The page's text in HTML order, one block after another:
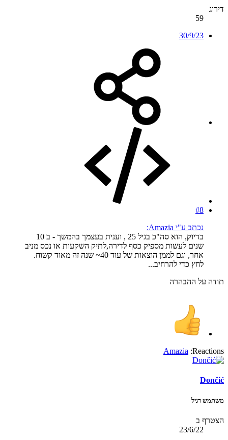
דירוג
59
30/9/23
#8
נכתב ע"י Amazia:
בדיוק, הוא סה"כ בגיל 25 , וענית בעצמך בהמשך - ב 10
שנים לעשות מספיק כסף לדירה,לתיק השקעות או נכס מניב
אחר, וגם לממן הוצאות של עוד 40~ שנה זה מאוד קשוח.
לחץ כדי להרחיב...
תודה על ההבהרה
Reactions:
Amazia
Dončić
משתמש רגיל
הצטרף ב
23/6/22